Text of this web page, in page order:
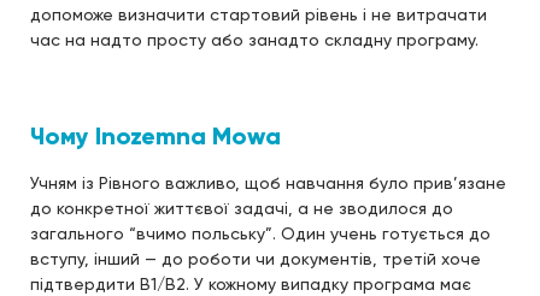
допоможе визначити стартовий рівень і не витрачати
час на надто просту або занадто складну програму.
Чому Inozemna Mowa
Учням із Рівного важливо, щоб навчання було прив’язане
до конкретної життєвої задачі, а не зводилося до
загального “вчимо польську”. Один учень готується до
вступу, інший — до роботи чи документів, третій хоче
підтвердити B1/B2. У кожному випадку програма має